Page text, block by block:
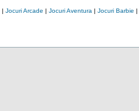
| Jocuri Arcade | Jocuri Aventura | Jocuri Barbie |